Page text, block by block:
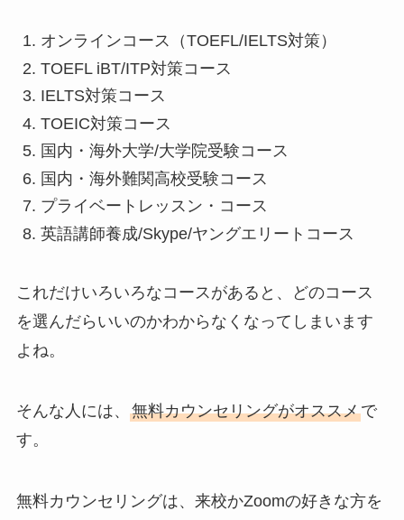
オンラインコース（TOEFL/IELTS対策）
TOEFL iBT/ITP対策コース
IELTS対策コース
TOEIC対策コース
国内・海外大学/大学院受験コース
国内・海外難関高校受験コース
プライベートレッスン・コース
英語講師養成/Skype/ヤングエリートコース
これだけいろいろなコースがあると、どのコース
を選んだらいいのかわからなくなってしまいます
よね。
そんな人には、 無料カウンセリングがオススメで
す。
無料カウンセリングは、来校かZoomの好きな方を